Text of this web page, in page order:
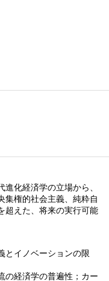
化経済学の立場から、
集権的社会主義、純粋自
超えた、将来の実行可能
イノベーションの限
経済学の普遍性；カー